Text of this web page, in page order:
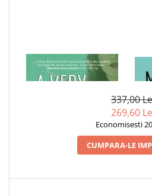
Beletristica
Literatura Romana
Carte Prescolara, Joc
Descopera lumea
1 x A VERY BAD THING
337,00
269,60
Economisesti
CUMPARA-LE